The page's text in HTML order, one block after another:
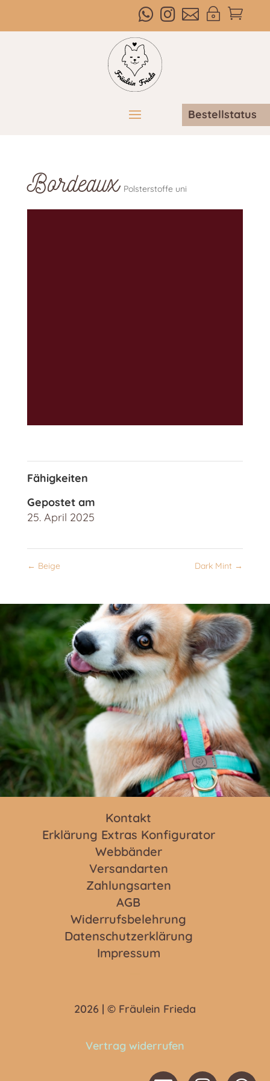

~



Bestellstatus
Bordeaux Polsterstoffe uni
Fähigkeiten
Gepostet am
25. April 2025
← Beige Dark Mint →
Kontakt
Erklärung Extras Konfigurator
Webbänder
Versandarten
Zahlungsarten
AGB
Widerrufsbelehrung
Datenschutzerklärung
Impressum
2026 | © Fräulein Frieda
Vertrag widerrufen